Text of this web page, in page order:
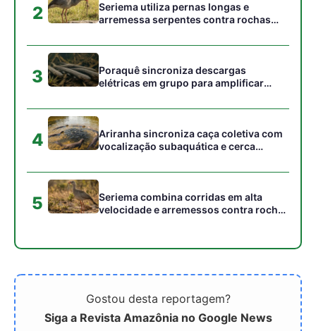
2
Seriema utiliza pernas longas e
arremessa serpentes contra rochas
campos
3
Poraquê sincroniza descargas
elétricas em grupo para amplificar
peixes maiores na Amazônia
4
Ariranha sincroniza caça coletiva com
vocalização subaquática e cerca
5
Seriema combina corridas em alta
velocidade e arremessos contra rochas
Gostou desta reportagem?
Siga a Revista Amazônia no Google News